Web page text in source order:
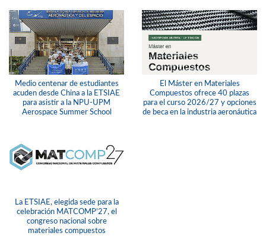
Medio centenar de estudiantes
acuden desde China a la ETSIAE
para asistir a la NPU-UPM
Aerospace Summer School
El Máster en Materiales
Compuestos ofrece 40 plazas
para el curso 2026/27 y opciones
de beca en la industria aeronáutica
La ETSIAE, elegida sede para la
celebración MATCOMP’27, el
congreso nacional sobre
materiales compuestos